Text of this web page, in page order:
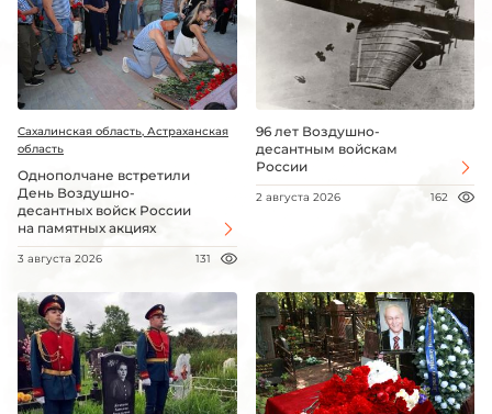
Сахалинская область, Астраханская
область
Однополчане встретили
День Воздушно-
десантных войск России
на памятных акциях
3 августа 2026 131
96 лет Воздушно-
десантным войскам
России
2 августа 2026 162